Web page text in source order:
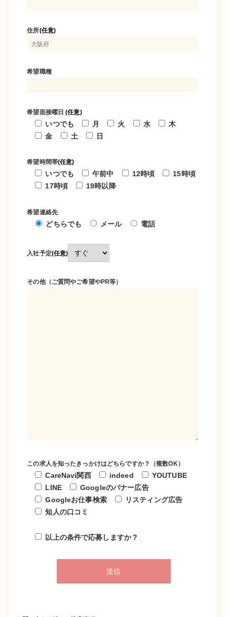
住所(任意)
希望職種
希望面接曜日(任意)
いつでも 月 火 水
木
金
土 日
希望時間帯(任意)
いつでも 午前中 12時頃
15時頃
17時頃
19時以降
希望連絡先
どちらでも メール 電話
入社予定(任意)
その他（ご質問やご希望やPR等）
この求人を知ったきっかけはどちらですか？（複数OK）
CareNavi関西 indeed
YOUTUBE
LINE
Googleのバナー広告
Googleお仕事検索
リスティング広告
知人の口コミ
以上の条件で応募しますか？